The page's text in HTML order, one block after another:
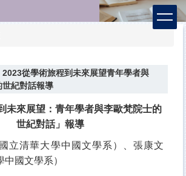
2023從學術旅程到未來展望青年學者與
紀對話報導
未來展望：青年學者與李歐梵院士的
世紀對話」報導
立清華大學中國文學系）、張康文
中國文學系）